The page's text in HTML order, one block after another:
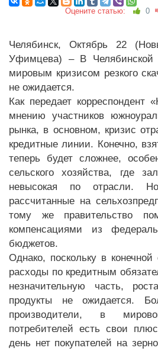
Оцените статью: 0
Челябинск, Октябрь 22
Уфимцева) – В Челябинской
мировым кризисом резкого
не ожидается.
Как передает корреспондент
мнению участников
рынка, в основном, кризис
кредитные линии. Конечно,
теперь будет сложнее,
сельского хозяйства, где
невысокая по отрасли.
рассчитанные на
тому же правительство
компенсациями из
бюджетов.
Однако, поскольку в конечной
расходы по кредитным
незначительную часть,
продукты не ожидается.
производители, в
потребителей есть свои
день нет покупателей на